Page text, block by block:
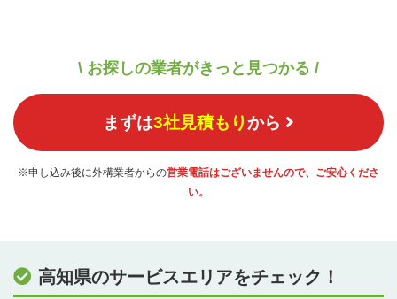
\ お探しの業者がきっと見つかる /
まずは3社見積もりから
※申し込み後に外構業者からの営業電話はございませんので、ご安心くださ
い。
高知県のサービスエリアをチェック！